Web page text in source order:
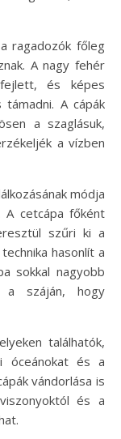
ragadozók főleg
A nagy fehér
és képes
A cápák
a szaglásuk,
a vízben
módja
cetcápa főként
szűri ki a
hasonlít a
sokkal nagyobb
a száján, hogy
találhatók,
óceánokat és a
vándorlása is
és a